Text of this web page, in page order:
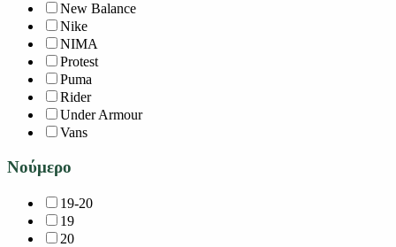
New Balance
Nike
NIMA
Protest
Puma
Rider
Under Armour
Vans
Νούμερο
19-20
19
20